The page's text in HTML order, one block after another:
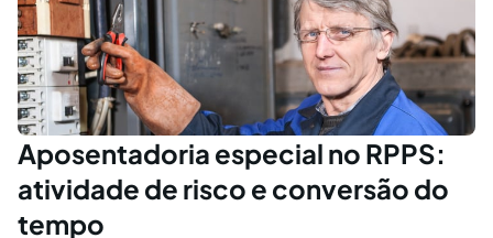
Aposentadoria especial no RPPS:
atividade de risco e conversão do
tempo